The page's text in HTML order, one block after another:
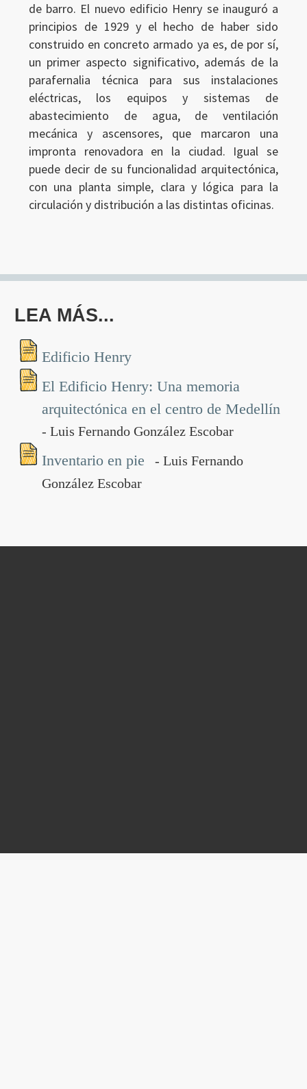
de barro. El nuevo edificio Henry se inauguró a
principios de 1929 y el hecho de haber sido
construido en concreto armado ya es, de por sí,
un primer aspecto significativo, además de la
parafernalia técnica para sus instalaciones
eléctricas, los equipos y sistemas de
abastecimiento de agua, de ventilación
mecánica y ascensores, que marcaron una
impronta renovadora en la ciudad. Igual se
puede decir de su funcionalidad arquitectónica,
con una planta simple, clara y lógica para la
circulación y distribución a las distintas oficinas.
LEA MÁS...
Edificio Henry
El Edificio Henry: Una memoria
arquitectónica en el centro de Medellín
- Luis Fernando González Escobar
Inventario en pie
- Luis Fernando
González Escobar
Ingresar